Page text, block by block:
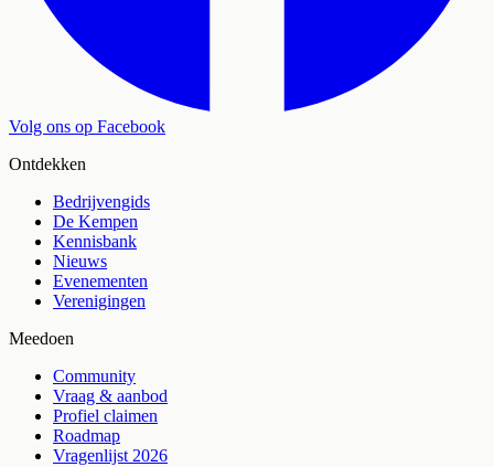
Volg ons op Facebook
Ontdekken
Bedrijvengids
De Kempen
Kennisbank
Nieuws
Evenementen
Verenigingen
Meedoen
Community
Vraag & aanbod
Profiel claimen
Roadmap
Vragenlijst 2026